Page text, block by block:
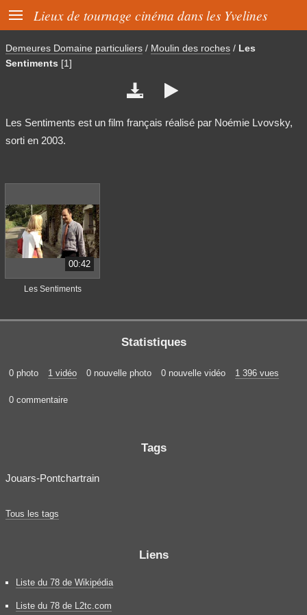
 Lieux de tournage cinéma dans les Yvelines
Demeures Domaine particuliers / Moulin des roches / Les
Sentiments [1]
 
Les Sentiments est un film français réalisé par Noémie Lvovsky,
sorti en 2003.
00:42
Les Sentiments
Statistiques
0 photo 1 vidéo 0 nouvelle photo 0 nouvelle vidéo 1 396 vues
0 commentaire
Tags
Jouars-Pontchartrain
Tous les tags
Liens
Liste du 78 de Wikipédia
Liste du 78 de L2tc.com